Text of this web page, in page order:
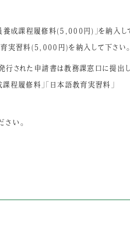
成課程履修料(5,000円)」を納入し
実習料(5,000円)を納入して下さい。
された申請書は教務課窓口に提出し
履修料」「日本語教育実習料」
い。